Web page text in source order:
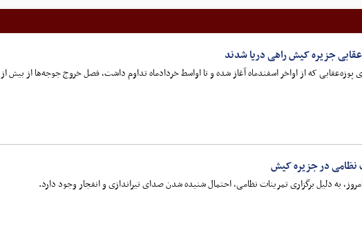
جزیره کیش راهی دریا شدند
از اواخر اسفندماه آغاز شده و تا اواسط خردادماه تداوم داشت، فصل خروج جوجه‌ها از بیش از ۳۰ لانه فعال در سایت حفاظت‌شده کیش آغاز شد.
در جزیره کیش